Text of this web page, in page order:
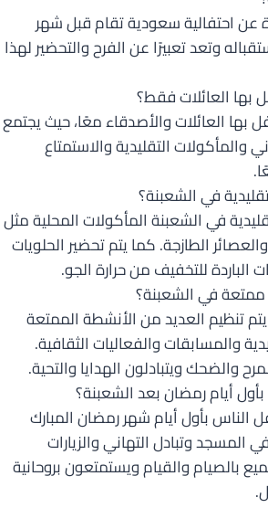
عن احتفالية سعودية تقام قبل شهر
وتعد تعبيرًا عن الفرح والتحضير لهذا
بها العائلات فقط؟
بها العائلات والأصدقاء معًا، حيث يجتمع
والمأكولات التقليدية والاستمتاع
في الشعبنة؟
في الشعبنة المأكولات المحلية مثل
والعصائر الطازجة. كما يتم تحضير الحلويات
الباردة للتخفيف من حرارة الجو.
في الشعبنة؟
تنظيم العديد من الأنشطة الممتعة
والمسابقات والفعاليات الثقافية.
والضحك ويتبادلون الهدايا والتحية.
أيام رمضان بعد الشعبنة؟
الناس بأول أيام شهر رمضان المبارك
المسجد وتبادل التهاني والزيارات
بالصيام والقيام ويستمتعون بروحانية